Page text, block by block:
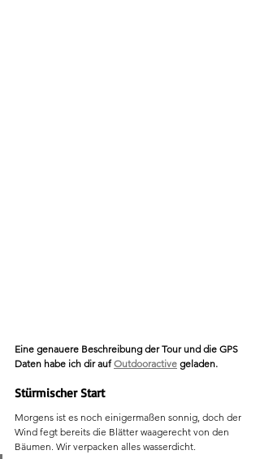
Eine genauere Beschreibung der Tour und die GPS
Daten habe ich dir auf Outdooractive geladen.
Stürmischer Start
Morgens ist es noch einigermaßen sonnig, doch der
Wind fegt bereits die Blätter waagerecht von den
Bäumen. Wir verpacken alles wasserdicht.